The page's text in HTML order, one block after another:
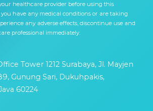
healthcare provider before using this
you have any medical conditions or are taking
any adverse effects, discontinue use and
professional immediately.
Tower 1212 Surabaya, Jl. Mayjen
Gunung Sari, Dukuhpakis,
60224